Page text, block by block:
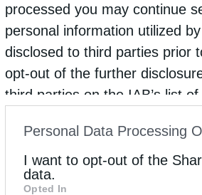
processed you may continue
personal information utilized
disclosed to third parties prior
opt-out of the further
third parties on the IAB’s list
IAB’s List of Downstream
other third parties.
Personal Data Processing
I want to opt-out of the
data.
Opted In